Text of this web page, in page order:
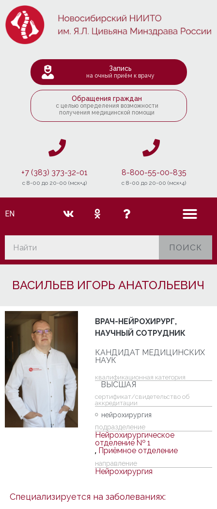
Запись
на очный приём к врачу
Обращения граждан
с целью определения возможности
получения медицинской помощи
+7 (383) 373-32-01
c 8-00 до 20-00 (мск+4)
8-800-55-00-835
c 8-00 до 20-00 (мск+4)
EN
ПОИСК
ВАСИЛЬЕВ ИГОРЬ АНАТОЛЬЕВИЧ
ВРАЧ-НЕЙРОХИРУРГ,
НАУЧНЫЙ СОТРУДНИК
КАНДИДАТ МЕДИЦИНСКИХ
НАУК
квалификационная категория
ВЫСШАЯ
cертификат/свидетельство об
аккредитации
нейрохирургия
подразделение
Нейрохирургическое
отделение № 1
, Приёмное отделение
направление
Нейрохирургия
Специализируется на заболеваниях: